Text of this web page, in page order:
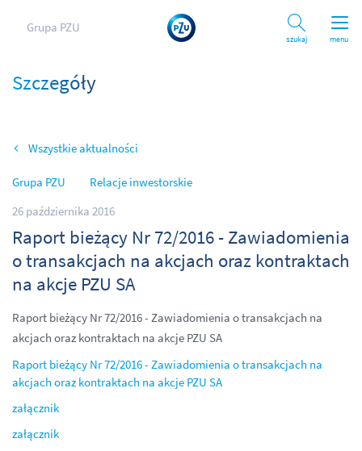
menu
Grupa PZU
Szukaj
Szczegóły
Wszystkie aktualności
Grupa PZU
Relacje inwestorskie
26 października 2016
Raport bieżący Nr 72/2016 - Zawiadomienia
o transakcjach na akcjach oraz kontraktach
na akcje PZU SA
Raport bieżący Nr 72/2016 - Zawiadomienia o transakcjach na
akcjach oraz kontraktach na akcje PZU SA
Raport bieżący Nr 72/2016 - Zawiadomienia o transakcjach na
akcjach oraz kontraktach na akcje PZU SA
załącznik
załącznik